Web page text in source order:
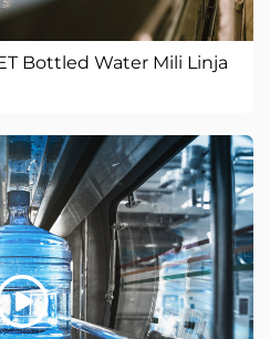
Bottled Water Mili Linja